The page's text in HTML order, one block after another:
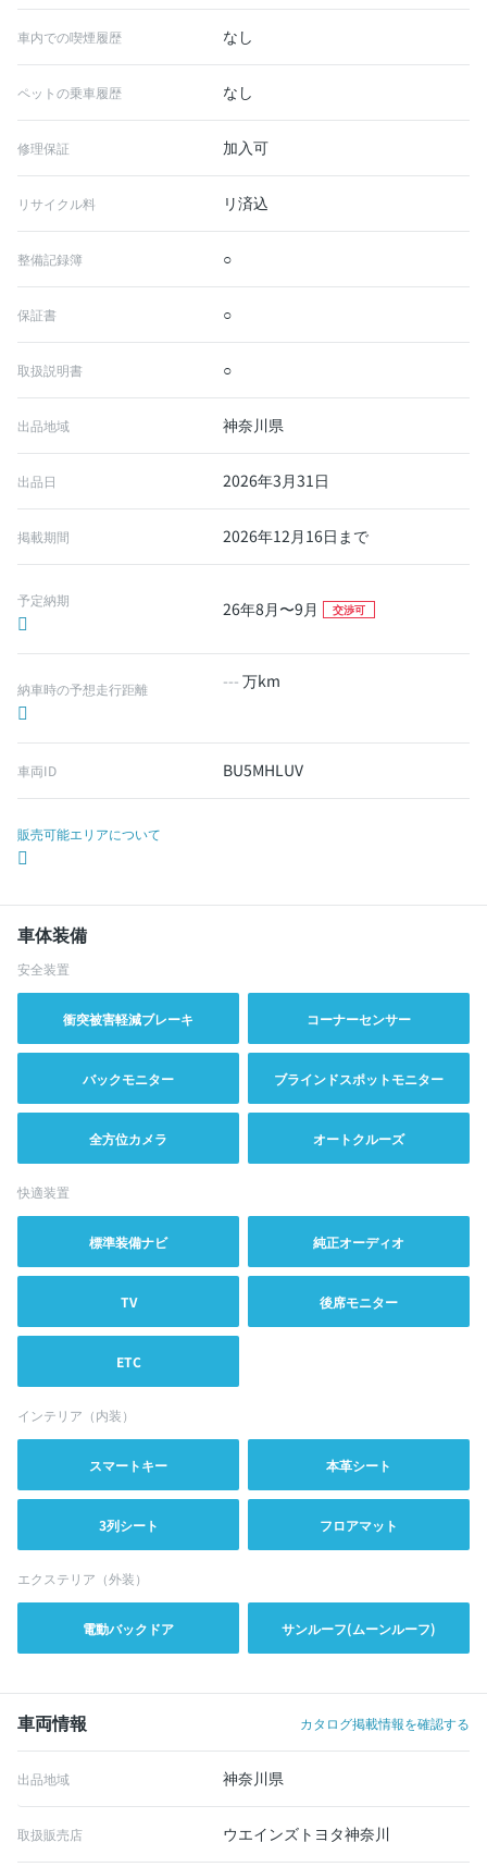
車内での喫煙履歴 なし
ペットの乗車履歴 なし
修理保証 加入可
リサイクル料 リ済込
整備記録簿 ○
保証書 ○
取扱説明書 ○
出品地域 神奈川県
出品日 2026年3月31日
掲載期間 2026年12月16日まで
予定納期 26年8月〜9月 交渉可
納車時の予想走行距離 --- 万km
車両ID BU5MHLUV
販売可能エリアについて
車体装備
安全装置
衝突被害軽減ブレーキ コーナーセンサー
バックモニター ブラインドスポットモニター
全方位カメラ オートクルーズ
快適装置
標準装備ナビ 純正オーディオ
TV 後席モニター
ETC
インテリア（内装）
スマートキー 本革シート
3列シート フロアマット
エクステリア（外装）
電動バックドア サンルーフ(ムーンルーフ)
車両情報 カタログ掲載情報を確認する
出品地域 神奈川県
取扱販売店 ウエインズトヨタ神奈川